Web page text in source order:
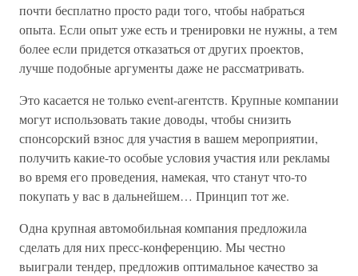
почти бесплатно просто ради того, чтобы набраться
опыта. Если опыт уже есть и тренировки не нужны, а тем
более если придется отказаться от других проектов,
лучше подобные аргументы даже не рассматривать.
Это касается не только event-агентств. Крупные компании
могут использовать такие доводы, чтобы снизить
спонсорский взнос для участия в вашем мероприятии,
получить какие-то особые условия участия или рекламы
во время его проведения, намекая, что станут что-то
покупать у вас в дальнейшем… Принцип тот же.
Одна крупная автомобильная компания предложила
сделать для них пресс-конференцию. Мы честно
выиграли тендер, предложив оптимальное качество за